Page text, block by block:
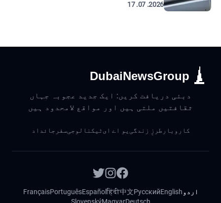
2026. 07. 17
DubaiNewsGroup
دبئی دریافت کریں: ایک جدید عجوبہ جہاں
ثقافتیں ملتی ہیں اور مواقع لامحدود ہیں
کاروبار طرزِ زندگی یو اے ایٹیکنالوجیسفر جائداد
اردو English
Русский
中文
हिंदी
Español
Português
Français